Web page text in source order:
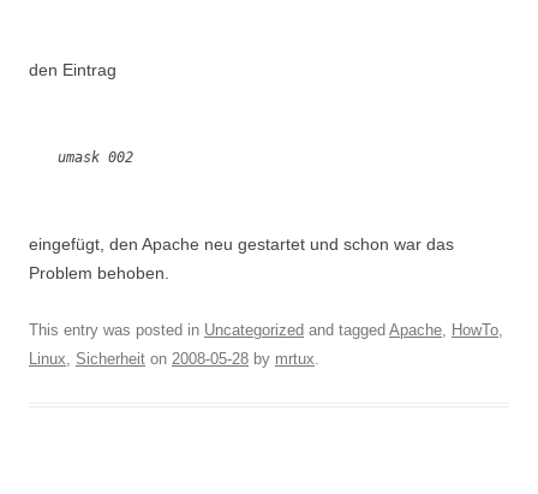
den Eintrag
umask 002
eingefügt, den Apache neu gestartet und schon war das
Problem behoben.
This entry was posted in Uncategorized and tagged Apache, HowTo,
Linux, Sicherheit on 2008-05-28 by mrtux.